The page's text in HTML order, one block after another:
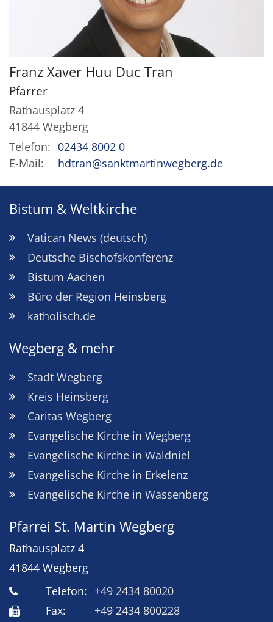
Franz Xaver Huu Duc Tran
Pfarrer
Rathausplatz 4
41844 Wegberg
Telefon: 02434 8002 0
E-Mail:
hdtran@sanktmartinwegberg.de
Bistum & Weltkirche
Vatican News (deutsch)
Deutsche Bischofskonferenz
Bistum Aachen
Büro der Region Heinsberg
katholisch.de
Wegberg & mehr
Stadt Wegberg
Kreis Heinsberg
Caritas Wegberg
Evangelische Kirche in Wegberg
Evangelische Kirche in Waldniel
Evangelische Kirche in Erkelenz
Evangelische Kirche in Wassenberg
Pfarrei St. Martin Wegberg
Rathausplatz 4
41844 Wegberg
Telefon: +49 2434 80020
Fax:
+49 2434 800228